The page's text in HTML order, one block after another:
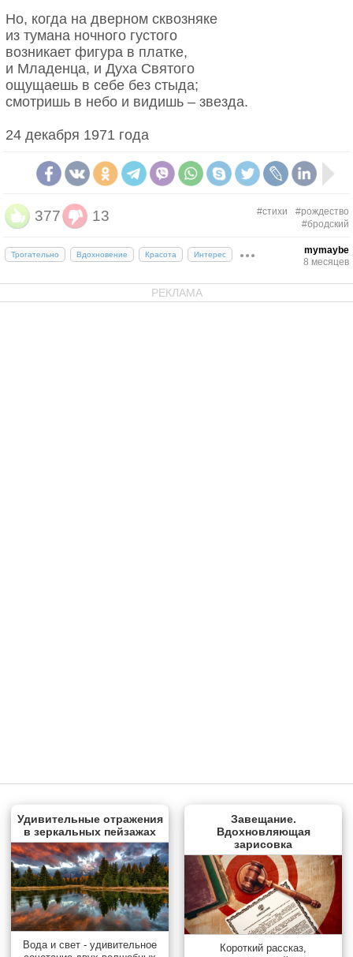
Но, когда на дверном сквозняке
из тумана ночного густого
возникает фигура в платке,
и Младенца, и Духа Святого
ощущаешь в себе без стыда;
смотришь в небо и видишь – звезда.
24 декабря 1971 года
377 13 #стихи
#рождество
#бродский
Трогательно Вдохновение Красота Интерес
mymaybe
8 месяцев
РЕКЛАМА
Удивительные отражения
в зеркальных пейзажах
Вода и свет - удивительное
Завещание.
Вдохновляющая
зарисовка
Короткий рассказ,